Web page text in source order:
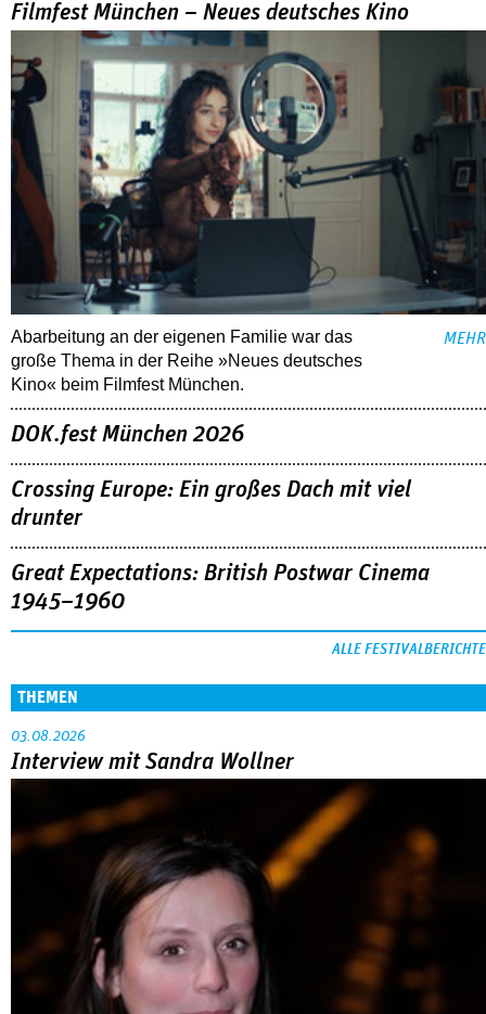
Filmfest München – Neues deutsches Kino
Abarbeitung an der eigenen Familie war das
große Thema in der Reihe »Neues deutsches
Kino« beim Filmfest München.
MEHR
DOK.fest München 2026
Crossing Europe: Ein großes Dach mit viel
drunter
Great Expectations: British Postwar Cinema
1945–1960
ALLE FESTIVALBERICHTE
THEMEN
03.08.2026
Interview mit Sandra Wollner